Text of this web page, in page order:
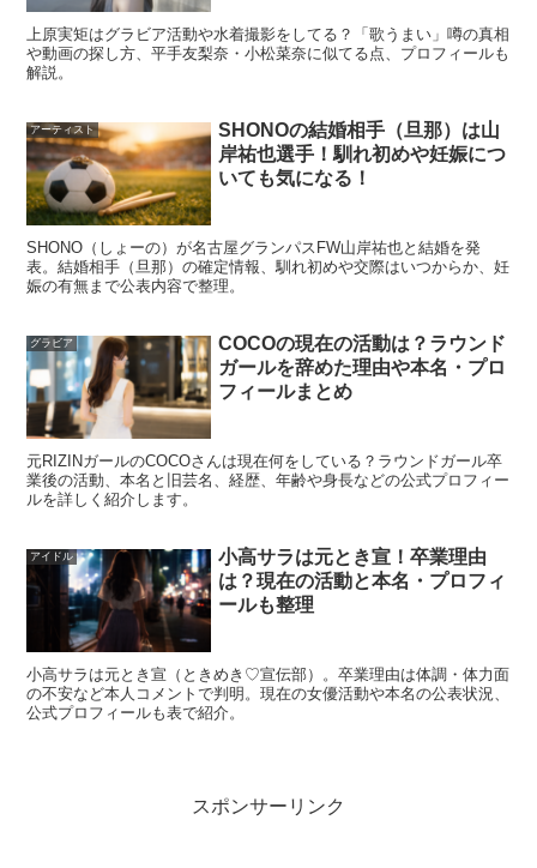
ツを整理
「ハーフ？」という疑問は検索で特に多いポイントです
が、ここは言葉の使い方で誤解が出やすい部分です。吉本
ラバーニ勇世歩さんの場合は、ルーツの公表
で、法的な「国籍」まで本人が明言している形かどうかは
確認が難しいため、断定を避けて整理します。
ハーフかどうか：ルーツ表記は「ダブル」
ネット上のプロフィール表記では、吉本ラバーニ勇世歩さ
んはパキスタン人×日系ブラジル人
います。日本では一般的に「ハーフ」という言い方が浸透
していますが、近年は当事者の選ぶ表現として「ミック
どの言葉が正解というより、本人や所属先の表記に沿うの
が自然で、この記事では「ハーフ（ダブル）」として扱い
ます。結論としては、多文化ルーツを持つことは公表情報
から読み取れる、という整理がいちばん安全で確実です。
上原実矩はグラビア活動や水着撮影をしてる？「歌うまい」噂の真相
や動画の探し方、平手友梨奈・小松菜奈に似てる点、プロフィールも
解説。
アーティスト
SHONOの結婚相手（旦那）は山
岸祐也選手！馴れ初めや妊娠につ
いても気になる！
SHONO（しょーの）が名古屋グランパスFW山岸祐也と結婚を発
表。結婚相手（旦那）の確定情報、馴れ初めや交際はいつからか、妊
娠の有無まで公表内容で整理。
グラビア
COCOの現在の活動は？ラウンド
ガールを辞めた理由や本名・プロ
フィールまとめ
元RIZINガールのCOCOさんは現在何をしている？ラウンドガール卒
業後の活動、本名と旧芸名、経歴、年齢や身長などの公式プロフィー
ルを詳しく紹介します。
アイドル
小高サラは元とき宣！卒業理由
は？現在の活動と本名・プロフィ
ールも整理
小高サラは元とき宣（ときめき♡宣伝部）。卒業理由は体調・体力面
の不安など本人コメントで判明。現在の女優活動や本名の公表状況、
公式プロフィールも表で紹介。
スポンサーリンク